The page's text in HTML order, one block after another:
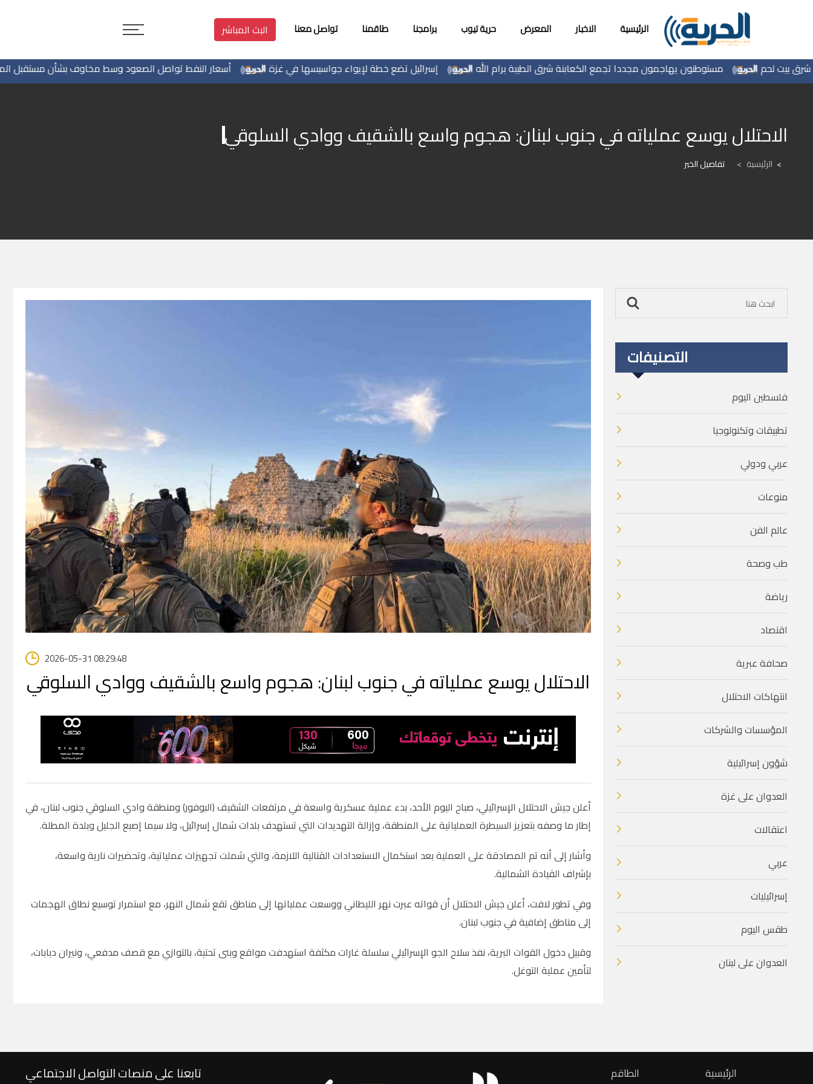
الرئيسية الاخبار المعرض حرية تيوب برامجنا طاقمنا تواصل معنا البث المباشر
أسعار النفط تواصل الصعود وسط مخاوف بشأن مستقبل إسرائيل تضع خطة لإيواء جواسيسها في غزة مستوطنون يهاجمون مجددا تجمع الكعابنة شرق الطيبة برام الله لحم
الاحتلال يوسع عملياته في جنوب لبنان: هجوم واسع بالشقيف ووادي السلوقي
الرئيسية > تفاصيل الخبر
2026-05-31 08:29:48
الاحتلال يوسع عملياته في جنوب لبنان: هجوم واسع بالشقيف ووادي السلوقي
أعلن جيش الاحتلال الإسرائيلي، صباح اليوم الأحد، بدء عملية عسكرية واسعة في مرتفعات الشقيف (البوفور) ومنطقة وادي السلوقي جنوب لبنان، في
إطار ما وصفه بتعزيز السيطرة العملياتية على المنطقة، وإزالة التهديدات التي تستهدف بلدات شمال إسرائيل، ولا سيما إصبع الجليل وبلدة المطلة.
وأشار إلى أنه تم المصادقة على العملية بعد استكمال الاستعدادات القتالية اللازمة، والتي شملت تجهيزات عملياتية، وتحضيرات نارية واسعة،
بإشراف القيادة الشمالية.
وفي تطور لافت، أعلن جيش الاحتلال أن قواته عبرت نهر الليطاني ووسعت عملياتها إلى مناطق تقع شمال النهر، مع استمرار توسيع نطاق الهجمات
إلى مناطق إضافية في جنوب لبنان.
وقبيل دخول القوات البرية، نفذ سلاح الجو الإسرائيلي سلسلة غارات مكثفة استهدفت مواقع وبنى تحتية، بالتوازي مع قصف مدفعي، ونيران دبابات،
لتأمين عملية التوغل.
التصنيفات
فلسطين اليوم
تطبيقات وتكنولوجيا
عربي ودولي
منوعات
عالم الفن
طب وصحة
رياضة
اقتصاد
صحافة عبرية
انتهاكات الاحتلال
المؤسسات والشركات
شؤون إسرائيلية
العدوان على غزة
اعتقالات
عربي
إسرائيليات
طقس اليوم
العدوان على لبنان
تابعنا على منصات التواصل الاجتماعي الطاقم الرئيسية